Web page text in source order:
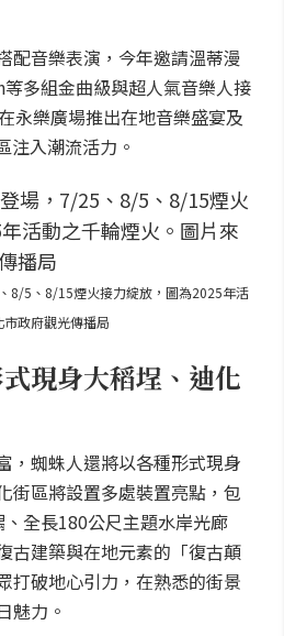
配音樂表演，今年邀請溫蒂漫
多組金曲級與超人氣音樂人接
永樂廣場推出在地音樂盛宴及
注入潮流活力。
8/5、8/15煙火接力綻放，圖為2025年活
政府觀光傳播局
現身大稻埕、迪化
，蜘蛛人還將以各種形式現身
街區將設置多處裝置亮點，包
全長180公尺主題水岸光廊
古建築與在地元素的「復古顛
打破地心引力，在熟悉的街景
魅力。